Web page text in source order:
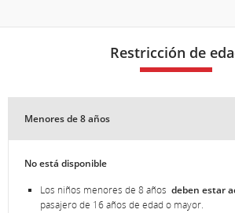
Restricción de
Menores de 8 años
No está disponible
Los niños menores de 8 años deben estar
pasajero de 16 años de edad o mayor.